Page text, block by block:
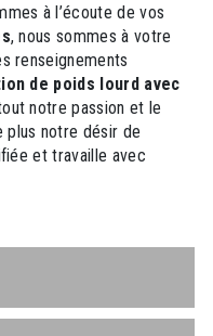
à l’écoute de vos
, nous sommes à votre
renseignements
de poids lourd avec
notre passion et le
plus notre désir de
et travaille avec